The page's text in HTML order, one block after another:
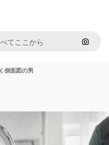
画像で
側面図の男